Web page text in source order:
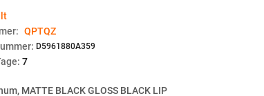
QPTQZ
D5961880A359
7
MATTE BLACK GLOSS BLACK LIP